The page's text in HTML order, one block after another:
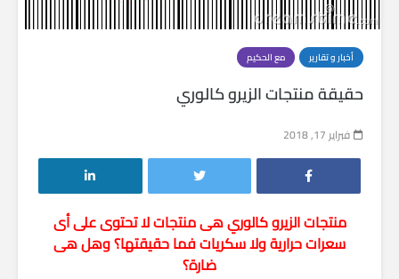
أخبار و تقارير مع الحكيم
حقيقة منتجات الزيرو كالوري
فبراير 17, 2018
منتجات الزيرو كالوري هى منتجات لا تحتوى على أى
سعرات حرارية ولا سكريات فما حقيقتها؟ وهل هى
ضارة؟